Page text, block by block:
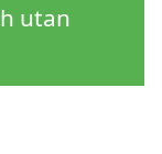
utan